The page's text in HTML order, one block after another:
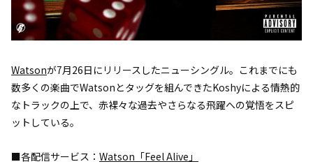
Watsonが7月26日にリリースしたニューシングル。これまでにも
数多くの楽曲でWatsonとタッグを組んできたKoshyによる情熱的
なトラックの上で、赤裸々な過去やさらなる飛躍への覚悟をスピ
ットしている。
■各配信サービス： Watson「Feel Alive」